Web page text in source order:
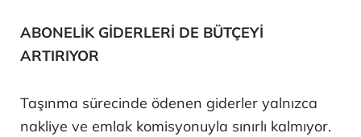
ABONELİK GİDERLERİ DE BÜTÇEYİ
ARTIRIYOR
Taşınma sürecinde ödenen giderler yalnızca
nakliye ve emlak komisyonuyla sınırlı kalmıyor.